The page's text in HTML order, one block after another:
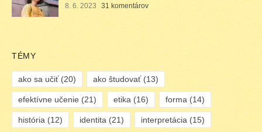
8. 6. 2023 31 komentárov
TÉMY
ako sa učiť(20) ako študovať(13)
efektívne učenie (21) etika (16) forma (14)
história (12) identita (21) interpretácia (15)